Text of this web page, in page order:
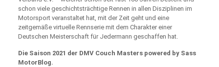
schon viele geschichtsträchtige Rennen in allen Disziplinen im
Motorsport veranstaltet hat, mit der Zeit geht und eine
zeitgemäße virtuelle Rennserie mit dem Charakter einer
Deutschen Meisterschaft für Jedermann geschaffen hat.
Die Saison 2021 der DMV Couch Masters powered by Sass
MotorBlog.